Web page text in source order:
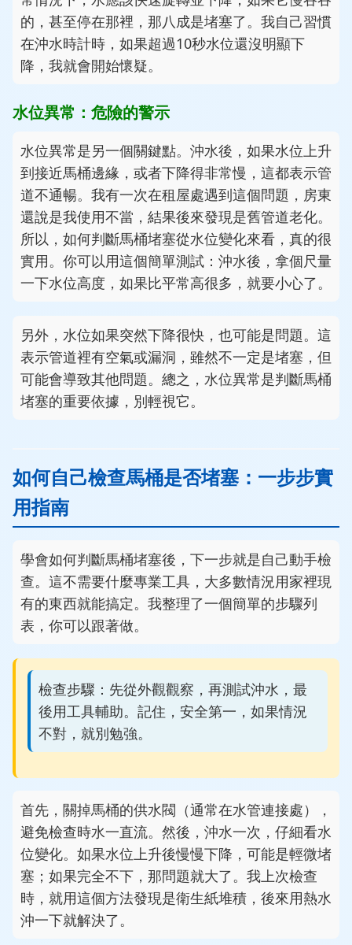
的，甚至停在那裡，那八成是堵塞了。我自己習慣
在沖水時計時，如果超過10秒水位還沒明顯下
降，我就會開始懷疑。
水位異常：危險的警示
水位異常是另一個關鍵點。沖水後，如果水位上升
到接近馬桶邊緣，或者下降得非常慢，這都表示管
道不通暢。我有一次在租屋處遇到這個問題，房東
還說是我使用不當，結果後來發現是舊管道老化。
所以，如何判斷馬桶堵塞從水位變化來看，真的很
實用。你可以用這個簡單測試：沖水後，拿個尺量
一下水位高度，如果比平常高很多，就要小心了。
另外，水位如果突然下降很快，也可能是問題。這
表示管道裡有空氣或漏洞，雖然不一定是堵塞，但
可能會導致其他問題。總之，水位異常是判斷馬桶
堵塞的重要依據，別輕視它。
如何自己檢查馬桶是否堵塞：一步步實
用指南
學會如何判斷馬桶堵塞後，下一步就是自己動手檢
查。這不需要什麼專業工具，大多數情況用家裡現
有的東西就能搞定。我整理了一個簡單的步驟列
表，你可以跟著做。
檢查步驟：先從外觀觀察，再測試沖水，最
後用工具輔助。記住，安全第一，如果情況
不對，就別勉強。
首先，關掉馬桶的供水閥（通常在水管連接處），
避免檢查時水一直流。然後，沖水一次，仔細看水
位變化。如果水位上升後慢慢下降，可能是輕微堵
塞；如果完全不下，那問題就大了。我上次檢查
時，就用這個方法發現是衛生紙堆積，後來用熱水
沖一下就解決了。